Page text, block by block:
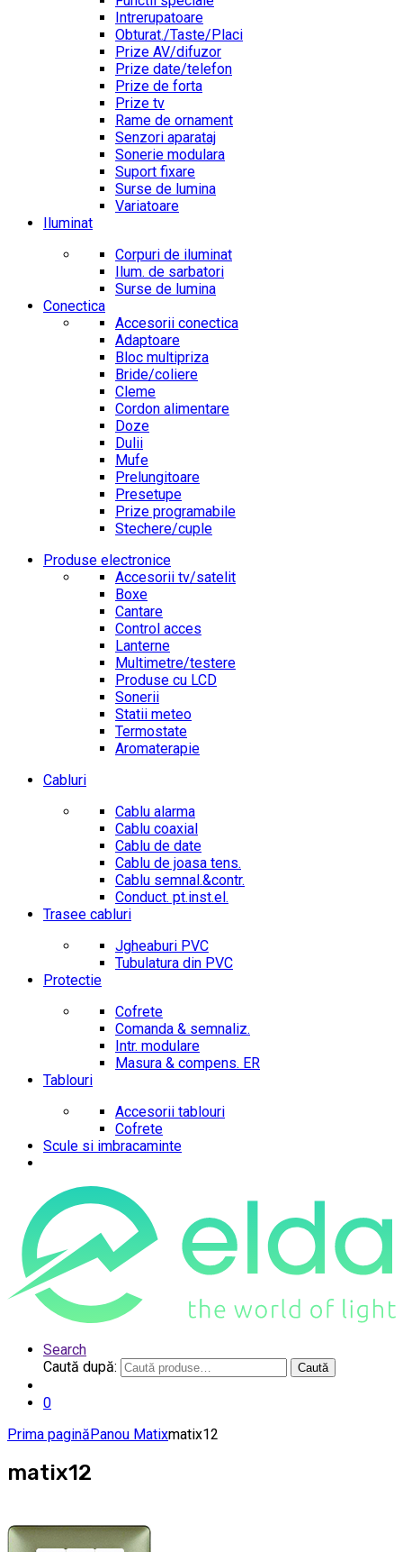
Intrerupatoare
Obturat./Taste/Placi
Prize AV/difuzor
Prize date/telefon
Prize de forta
Prize tv
Rame de ornament
Senzori aparataj
Sonerie modulara
Suport fixare
Surse de lumina
Variatoare
Iluminat
Corpuri de iluminat
Ilum. de sarbatori
Surse de lumina
Conectica
Accesorii conectica
Adaptoare
Bloc multipriza
Bride/coliere
Cleme
Cordon alimentare
Doze
Dulii
Mufe
Prelungitoare
Presetupe
Prize programabile
Stechere/cuple
Produse electronice
Accesorii tv/satelit
Boxe
Cantare
Control acces
Lanterne
Multimetre/testere
Produse cu LCD
Sonerii
Statii meteo
Termostate
Aromaterapie
Cabluri
Cablu alarma
Cablu coaxial
Cablu de date
Cablu de joasa tens.
Cablu semnal.&contr.
Conduct. pt.inst.el.
Trasee cabluri
Jgheaburi PVC
Tubulatura din PVC
Protectie
Cofrete
Comanda & semnaliz.
Intr. modulare
Masura & compens. ER
Tablouri
Accesorii tablouri
Cofrete
Scule si imbracaminte
Search
Caută după:
Caută
0
Prima paginăPanou Matixmatix12
matix12